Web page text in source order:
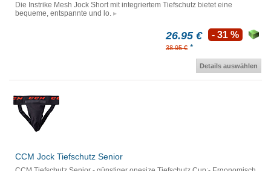
Die Instrike Mesh Jock Short mit integriertem Tiefschutz bietet eine
bequeme, entspannte und lo.
26.95 €
38.95 € *
- 31 %
Details auswählen
CCM Jock Tiefschutz Senior